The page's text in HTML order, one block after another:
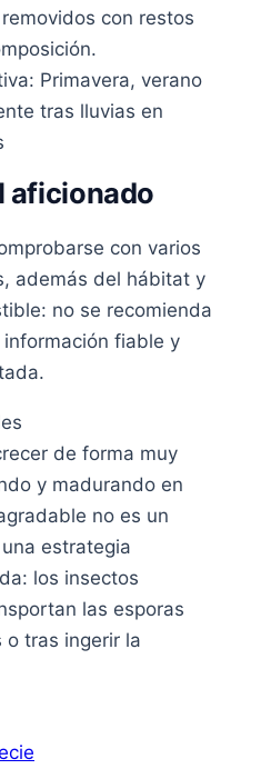
con restos
Primavera, verano
tras lluvias en
aficionado
con varios
además del hábitat y
no se recomienda
fiable y
de forma muy
y madurando en
no es un
estrategia
los insectos
las esporas
o tras ingerir la